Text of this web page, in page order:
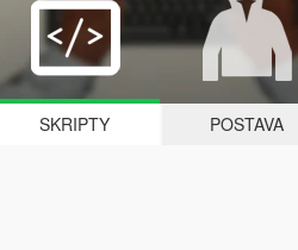
SKRIPTY POSTAVA